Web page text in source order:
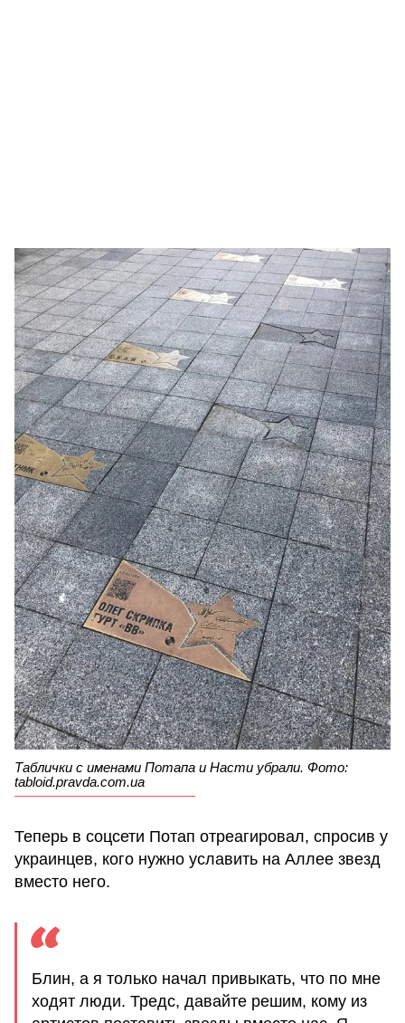
Таблички с именами Потапа и Насти убрали. Фото:
tabloid.pravda.com.ua
Теперь в соцсети Потап отреагировал, спросив у
украинцев, кого нужно уславить на Аллее звезд
вместо него.
Блин, а я только начал привыкать, что по мне
ходят люди. Тредс, давайте решим, кому из